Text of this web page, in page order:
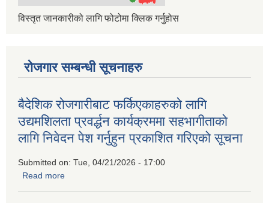
विस्तृत जानकारीको लागि फोटोमा क्लिक गर्नुहोस
रोजगार सम्बन्धी सूचनाहरु
बैदेशिक रोजगारीबाट फर्किएकाहरुको लागि
उद्यमशिलता प्रवर्द्धन कार्यक्रममा सहभागीताको
लागि निवेदन पेश गर्नुहुन प्रकाशित गरिएको सूचना
Submitted on: Tue, 04/21/2026 - 17:00
Read more